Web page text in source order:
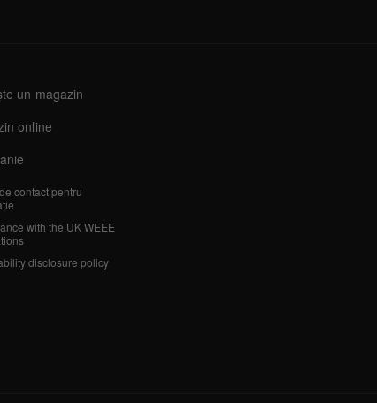
un magazin
online
contact pentru
with the UK WEEE
disclosure policy